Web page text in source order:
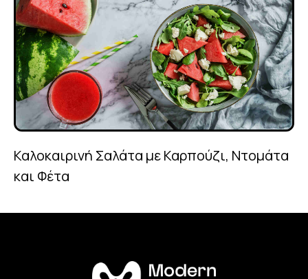
Καλοκαιρινή Σαλάτα με Καρπούζι, Ντομάτα
και Φέτα